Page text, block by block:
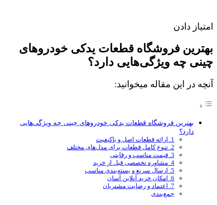
امتیاز دادن
بهترین فروشگاه قطعات یدکی خودروهای
چینی چه ویژگی‌هایی دارد؟
آنچه در این مقاله میخوانید:
بهترین فروشگاه قطعات یدکی خودروهای چینی چه ویژگی‌هایی
دارد؟
1. ارائه قطعات اصل و باکیفیت
2. تنوع کامل قطعات برای مدل‌های مختلف
3. قیمت مناسب و رقابتی
4. مشاوره تخصصی قبل از خرید
5. ارسال سریع و بسته‌بندی مناسب
6. امکان خرید آنلاین آسان
7. اعتماد و رضایت مشتریان
جمع‌بندی